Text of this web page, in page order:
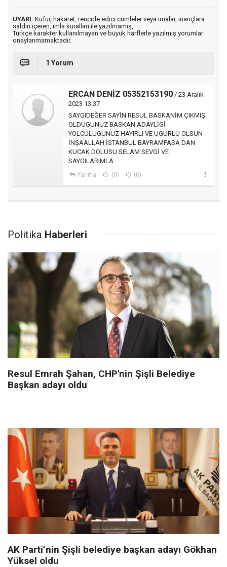
UYARI: Küfür, hakaret, rencide edici cümleler veya imalar, inançlara
saldırı içeren, imla kuralları ile yazılmamış,
Türkçe karakter kullanılmayan ve büyük harflerle yazılmış yorumlar
onaylanmamaktadır.
1 Yorum
ERCAN DENİZ 05352153190 / 23 Aralık
2023 13:37
SAYGIDEĞER SAYİN RESUL BASKANİM ÇIKMIŞ
OLDUGUNUZ BASKAN ADAYLİGİ
YOLCULUGUNUZ HAYIRLI VE UGURLU OLSUN
İNŞAALLAH İSTANBUL BAYRAMPASA DAN
KUCAK DOLUSU SELAM SEVGİ VE
SAYGILARIMLA
Yanıtla (0) (0)
Politika Haberleri
Resul Emrah Şahan, CHP'nin Şişli Belediye
Başkan adayı oldu
AK Parti’nin Şişli belediye başkan adayı Gökhan
Yüksel oldu